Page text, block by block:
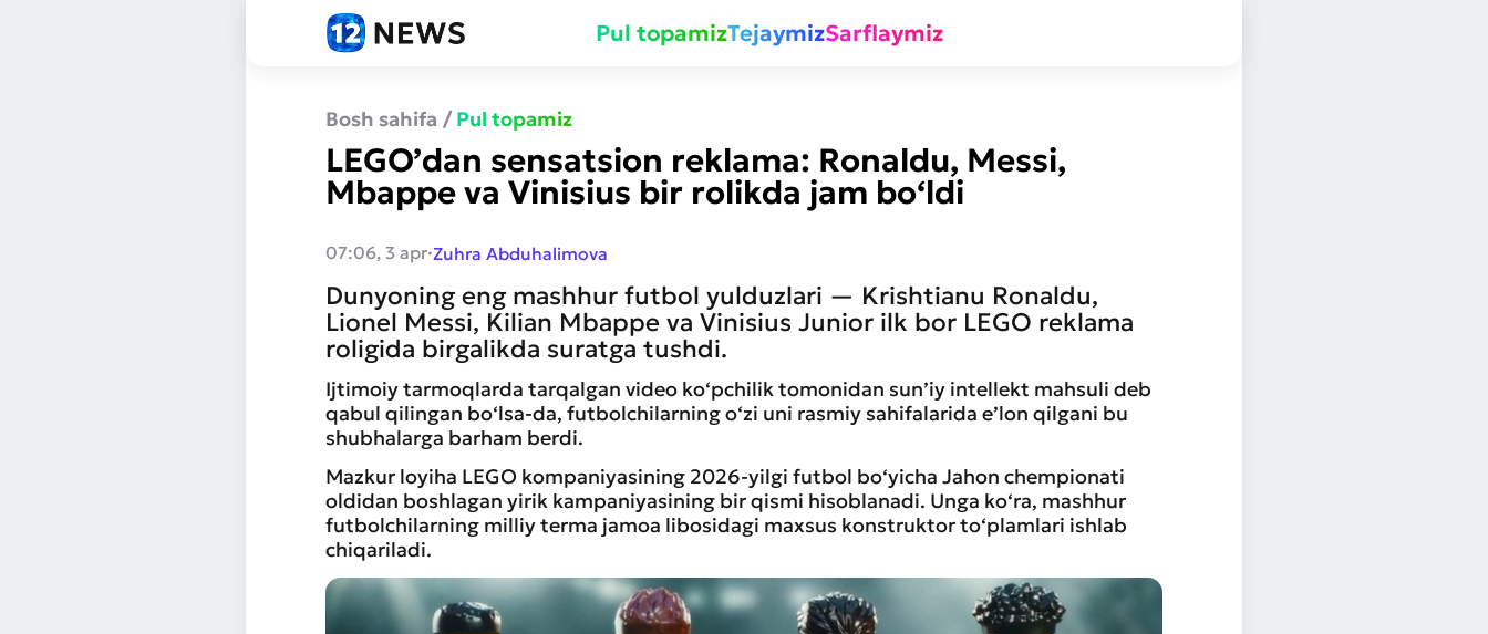
Pul topamizTejaymizSarflaymiz
Bosh sahifa / Pul topamiz
LEGO’dan sensatsion reklama: Ronaldu, Messi,
Mbappe va Vinisius bir rolikda jam bo‘ldi
07:06, 3 apr·Zuhra Abduhalimova
Dunyoning eng mashhur futbol yulduzlari — Krishtianu Ronaldu,
Lionel Messi, Kilian Mbappe va Vinisius Junior ilk bor LEGO reklama
roligida birgalikda suratga tushdi.
Ijtimoiy tarmoqlarda tarqalgan video ko‘pchilik tomonidan sun’iy intellekt mahsuli deb
qabul qilingan bo‘lsa-da, futbolchilarning o‘zi uni rasmiy sahifalarida e’lon qilgani bu
shubhalarga barham berdi.
Mazkur loyiha LEGO kompaniyasining 2026-yilgi futbol bo‘yicha Jahon chempionati
oldidan boshlagan yirik kampaniyasining bir qismi hisoblanadi. Unga ko‘ra, mashhur
futbolchilarning milliy terma jamoa libosidagi maxsus konstruktor to‘plamlari ishlab
chiqariladi.